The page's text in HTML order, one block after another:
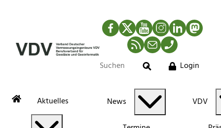
Facebook
TwitterYouTubeInstagram
LinkedIn
RSS-Newsfeed
MailTelefon
Suche
Login
Aktuelles News VDV